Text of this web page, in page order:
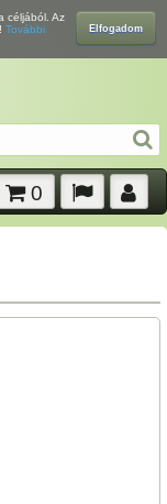
Elfogadom
céljából. Az
További
0